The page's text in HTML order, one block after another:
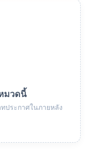
มวดนี้
ประกาศในภายหลัง